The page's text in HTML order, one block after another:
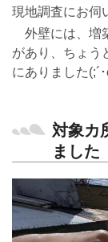
現地調査にお伺
外壁には、増
があり、ちょう
にありました(;´
対象カ
ました